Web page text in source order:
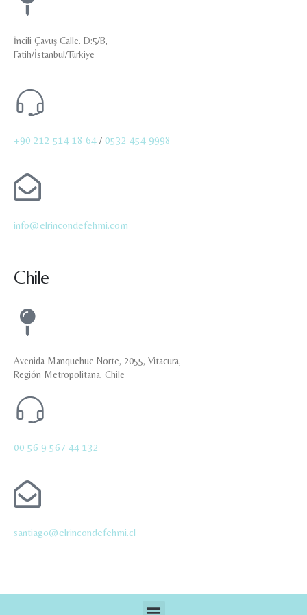
İncili Çavuş Calle. D:5/B,
Fatih/İstanbul/Türkiye
+90 212 514 18 64 / 0532 454 9998
info@elrincondefehmi.com
Chile
Avenida Manquehue Norte, 2055, Vitacura,
Región Metropolitana, Chile
00 56 9 567 44 132
santiago@elrincondefehmi.cl